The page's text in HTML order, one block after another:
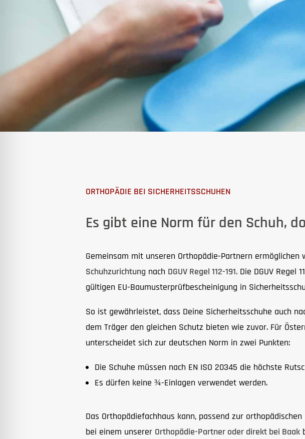
ORTHOPÄDIE BEI SICHERHEITSSCHUHEN
Es gibt eine Norm für den Schuh,
Gemeinsam mit unseren Orthopädie-Partnern ermöglichen
Schuhzurichtungnach DGUV Regel 112-191. Die DGUV Regel
gültigen EU-Baumusterprüfbescheinigung in
So ist gewährleistet, dass Deine Sicherheitsschuhe auch
dem Träger den gleichen Schutz bieten wie zuvor. Für
unterscheidet sich zur deutschen Norm in zwei Punkten:
Die Schuhe müssen nach EN ISO 20345 die höchste
Es dürfen keine ¾-Einlagen verwendet werden.
Das Orthopädiefachhaus kann, passend zur
bei einem unserer Orthopädie-Partner oder direkt bei Baak